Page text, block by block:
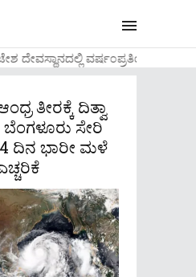
ದೇವಸ್ಥಾನದಲ್ಲಿ ವರ್ಷ೦ಪ್ರತಿಯ
ತೀರಕ್ಕೆ ದಿತ್ವಾ
ಸೇರಿ
4 ದಿನ ಭಾರೀ ಮಳೆ